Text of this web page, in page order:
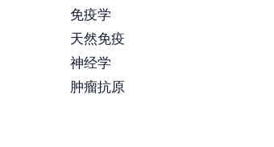
免疫学
天然免疫
神经学
肿瘤抗原